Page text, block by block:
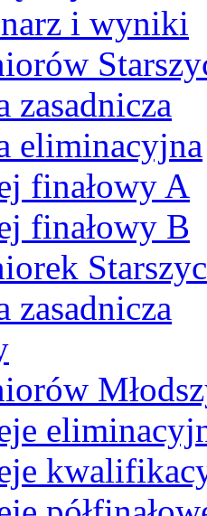
i wyniki
zasadnicza
eliminacyjna
finałowy A
finałowy B
zasadnicza